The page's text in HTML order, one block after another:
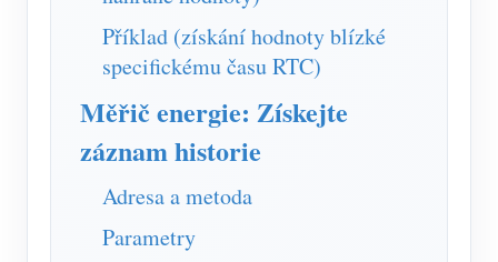
Příklad (získání hodnoty blízké
specifickému času RTC)
Měřič energie: Získejte
záznam historie
Adresa a metoda
Parametry